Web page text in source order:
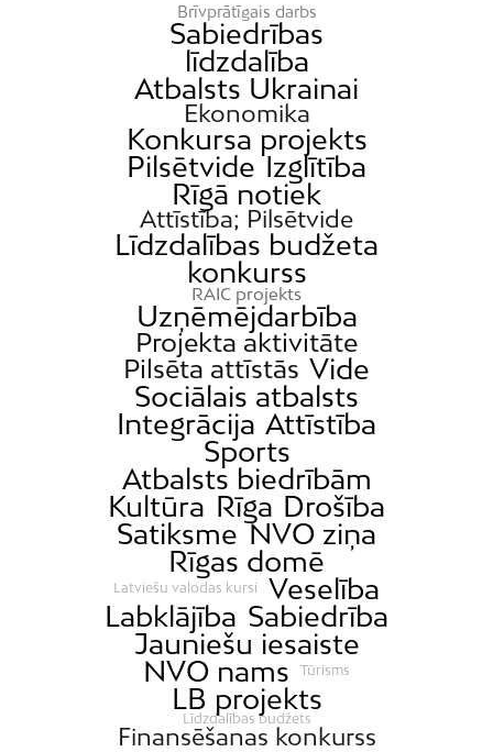
Brīvprātīgais darbs
Sabiedrības
līdzdalība
Atbalsts Ukrainai
Ekonomika
Konkursa projekts
Pilsētvide Izglītība
Rīgā notiek
Attīstība; Pilsētvide
Līdzdalības budžeta
konkurss
RAIC projekts
Uzņēmējdarbība
Projekta aktivitāte
Pilsēta attīstās Vide
Sociālais atbalsts
Integrācija Attīstība
Sports
Atbalsts biedrībām
Kultūra Rīga Drošība
Satiksme NVO ziņa
Rīgas domē
Latviešu valodas kursi
Veselība
Labklājība Sabiedrība
Jauniešu iesaiste
NVO nams
Tūrisms
LB projekts
Līdzdalības budžets
Finansēšanas konkurss